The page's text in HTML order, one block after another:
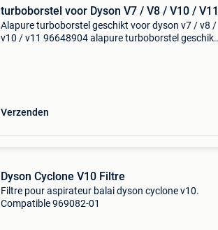
turboborstel voor Dyson V7 / V8 / V10 / V11
Alapure turboborstel geschikt voor dyson v7 / v8 /
v10 / v11 96648904 alapure turboborstel geschikt
Verzenden
Dyson Cyclone V10 Filtre
Filtre pour aspirateur balai dyson cyclone v10.
Compatible 969082-01